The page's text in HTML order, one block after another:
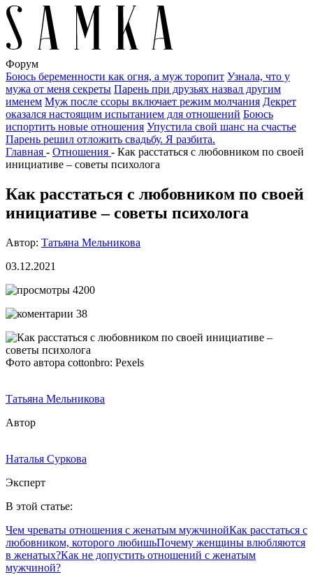
Форум
Боюсь беременности как огня, а муж торопит Узнала, что у
мужа от меня секреты Парень при друзьях назвал другим
именем Муж после ссоры включает режим молчания Декрет
оказался настоящим испытанием для отношений Боюсь
испортить новые отношения Упустила свой шанс на счастье
Парень решил отложить свадьбу. Я разбита.
Главная - Отношения - Как расстаться с любовником по своей
инициативе – советы психолога
Как расстаться с любовником по своей
инициативе – советы психолога
Автор: Татьяна Мельникова
03.12.2021
4200
38
Фото автора cottonbro: Pexels
Татьяна Мельникова
Автор
Наталья Суркова
Эксперт
В этой статье:
Чем чреваты отношения с женатым мужчинойКак расстаться с
любовником, которого любишьПочему женщины влюбляются
в женатых?Как не допустить отношений с женатым
мужчиной?